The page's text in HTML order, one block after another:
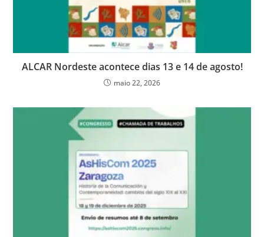
ALCAR Nordeste acontece dias 13 e 14 de agosto!
maio 22, 2026